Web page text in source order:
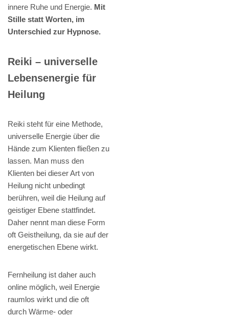
innere Ruhe und Energie. Mit
Stille statt Worten, im
Unterschied zur Hypnose.
Reiki – universelle
Lebensenergie für
Heilung
Reiki steht für eine Methode,
universelle Energie über die
Hände zum Klienten fließen zu
lassen. Man muss den
Klienten bei dieser Art von
Heilung nicht unbedingt
berühren, weil die Heilung auf
geistiger Ebene stattfindet.
Daher nennt man diese Form
oft Geistheilung, da sie auf der
energetischen Ebene wirkt.
Fernheilung ist daher auch
online möglich, weil Energie
raumlos wirkt und die oft
durch Wärme- oder